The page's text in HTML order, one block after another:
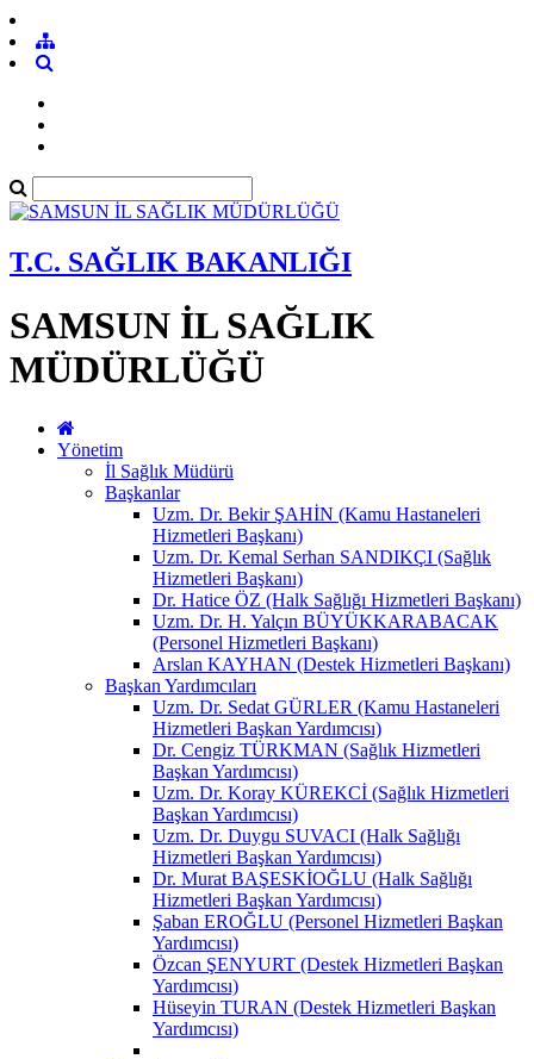
T.C. SAĞLIK BAKANLIĞI
SAMSUN İL SAĞLIK
MÜDÜRLÜĞÜ
Yönetim
İl Sağlık Müdürü
Başkanlar
Uzm. Dr. Bekir ŞAHİN (Kamu Hastaneleri
Hizmetleri Başkanı)
Uzm. Dr. Kemal Serhan SANDIKÇI (Sağlık
Hizmetleri Başkanı)
Dr. Hatice ÖZ (Halk Sağlığı Hizmetleri Başkanı)
Uzm. Dr. H. Yalçın BÜYÜKKARABACAK
(Personel Hizmetleri Başkanı)
Arslan KAYHAN (Destek Hizmetleri Başkanı)
Başkan Yardımcıları
Uzm. Dr. Sedat GÜRLER (Kamu Hastaneleri
Hizmetleri Başkan Yardımcısı)
Dr. Cengiz TÜRKMAN (Sağlık Hizmetleri
Başkan Yardımcısı)
Uzm. Dr. Koray KÜREKCİ (Sağlık Hizmetleri
Başkan Yardımcısı)
Uzm. Dr. Duygu SUVACI (Halk Sağlığı
Hizmetleri Başkan Yardımcısı)
Dr. Murat BAŞESKİOĞLU (Halk Sağlığı
Hizmetleri Başkan Yardımcısı)
Şaban EROĞLU (Personel Hizmetleri Başkan
Yardımcısı)
Özcan ŞENYURT (Destek Hizmetleri Başkan
Yardımcısı)
Hüseyin TURAN (Destek Hizmetleri Başkan
Yardımcısı)